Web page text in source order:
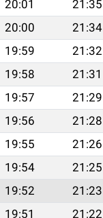
20:01
21:35
20:00
21:34
19:59
21:32
19:58
21:31
19:57
21:29
19:56
21:28
19:55
21:26
19:54
21:25
19:52
21:23
19:51
21:22